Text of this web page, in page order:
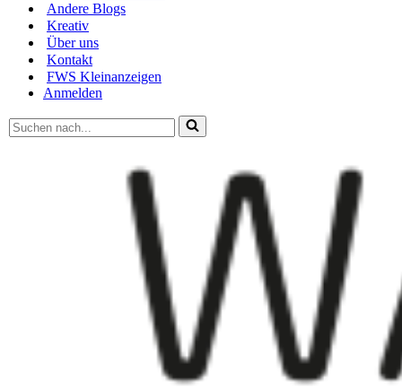
Andere Blogs
Kreativ
Über uns
Kontakt
FWS Kleinanzeigen
Anmelden
Suchen
nach …